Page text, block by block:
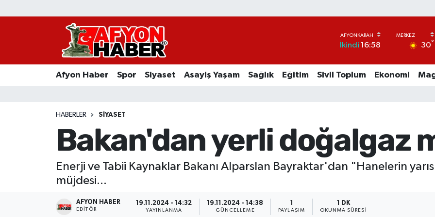
İkindi 16:58 30°
Afyon Haber Spor Siyaset Asayiş Yaşam Sağlık Eğitim Sivil Toplum Ekonomi
HABERLER SIYASET
Bakan'dan yerli doğalgaz
Enerji ve Tabii Kaynaklar Bakanı Alparslan Bayraktar'dan "Hanelerin
müjdesi...
AFYON HABER
EDITÖR
19.11.2024 - 14:32
YAYINLANMA
19.11.2024 - 14:38
GÜNCELLEME PAYLAŞIM
1 DK
OKUNMA SÜRESI
Afyon Haber
Asayiş Yaşam
Sivil Toplum
Ekonomi